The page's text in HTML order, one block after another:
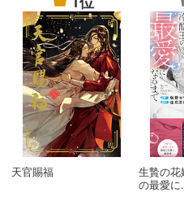
天官賜福
生贄の花
の最愛に